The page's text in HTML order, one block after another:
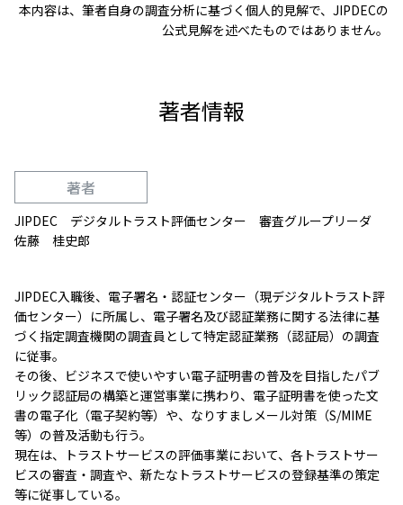
本内容は、筆者自身の調査分析に基づく個人的見解で、JIPDECの
公式見解を述べたものではありません。
著者情報
著者
JIPDEC デジタルトラスト評価センター 審査グループリーダ
佐藤 桂史郎
JIPDEC入職後、電子署名・認証センター（現デジタルトラスト評
価センター）に所属し、電子署名及び認証業務に関する法律に基
づく指定調査機関の調査員として特定認証業務（認証局）の調査
に従事。
その後、ビジネスで使いやすい電子証明書の普及を目指したパブ
リック認証局の構築と運営事業に携わり、電子証明書を使った文
書の電子化（電子契約等）や、なりすましメール対策（S/MIME
等）の普及活動も行う。
現在は、トラストサービスの評価事業において、各トラストサー
ビスの審査・調査や、新たなトラストサービスの登録基準の策定
等に従事している。